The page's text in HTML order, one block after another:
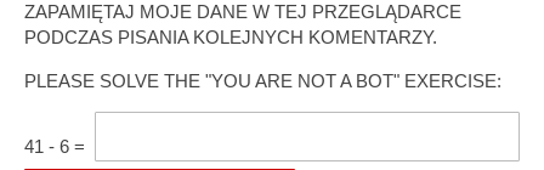
ZAPAMIĘTAJ MOJE DANE W TEJ PRZEGLĄDARCE
PODCZAS PISANIA KOLEJNYCH KOMENTARZY.
PLEASE SOLVE THE "YOU ARE NOT A BOT" EXERCISE:
41 - 6 =